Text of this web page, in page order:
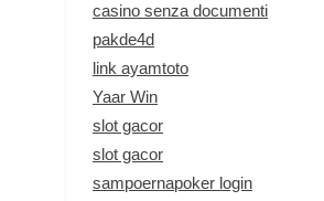
casino senza documenti
pakde4d
link ayamtoto
Yaar Win
slot gacor
slot gacor
sampoernapoker login